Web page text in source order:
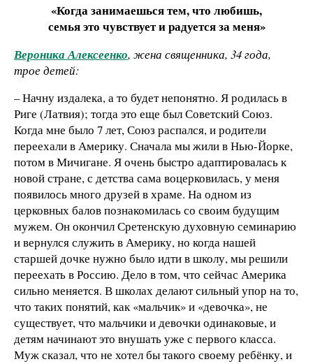
«Когда занимаешься тем, что любишь,
семья это чувствует и радуется за меня»
Вероника Алексеенко, жена священника, 34 года,
трое детей:
– Начну издалека, а то будет непонятно. Я родилась в
Риге (Латвия); тогда это еще был Советский Союз.
Когда мне было 7 лет, Союз распался, и родители
переехали в Америку. Сначала мы жили в Нью-Йорке,
потом в Мичигане. Я очень быстро адаптировалась к
новой стране, с детства сама воцерковилась, у меня
появилось много друзей в храме. На одном из
церковных балов познакомилась со своим будущим
мужем. Он окончил Сретенскую духовную семинарию
и вернулся служить в Америку, но когда нашей
старшей дочке нужно было идти в школу, мы решили
переехать в Россию. Дело в том, что сейчас Америка
сильно меняется. В школах делают сильный упор на то,
что таких понятий, как «мальчик» и «девочка», не
существует, что мальчики и девочки одинаковые, и
детям начинают это внушать уже с первого класса.
Муж сказал, что не хотел бы такого своему ребёнку, и